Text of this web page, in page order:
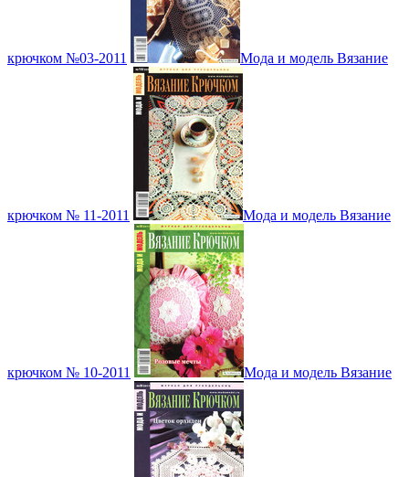
крючком №03-2011 Мода и модель Вязание
крючком № 11-2011 Мода и модель Вязание
крючком № 10-2011 Мода и модель Вязание